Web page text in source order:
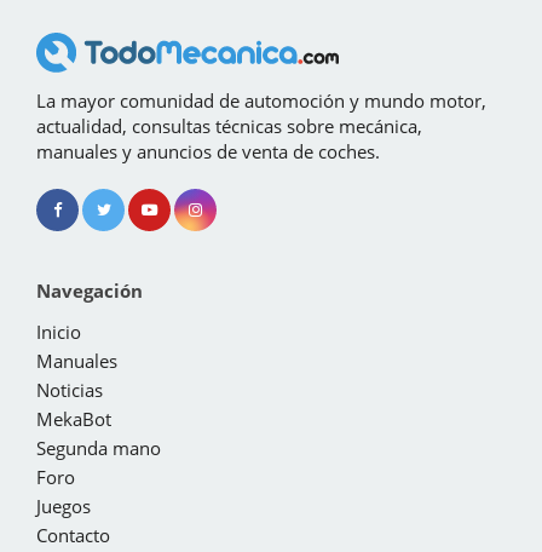
La mayor comunidad de automoción y mundo motor,
actualidad, consultas técnicas sobre mecánica,
manuales y anuncios de venta de coches.
Navegación
Inicio
Manuales
Noticias
MekaBot
Segunda mano
Foro
Juegos
Contacto